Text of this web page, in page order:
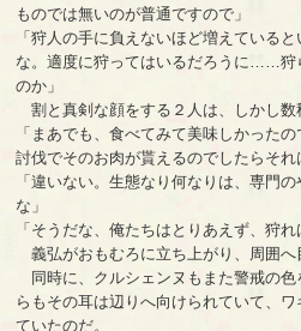
ものでは無いのが普通ですので」
「狩人の手に負えないほど増えている
な。適度に狩ってはいるだろうに……狩
のか」
割と真剣な顔をする２人は、しかし数
「まあでも、食べてみて美味しかった
討伐でそのお肉が貰えるのでしたらそれ
「違いない。生態なり何なりは、専門
な」
「そうだな、俺たちはとりあえず、狩れ
義弘がおもむろに立ち上がり、周囲へ
同時に、クルシェンヌもまた警戒の
らもその耳は辺りへ向けられていて、
ていたのだ。